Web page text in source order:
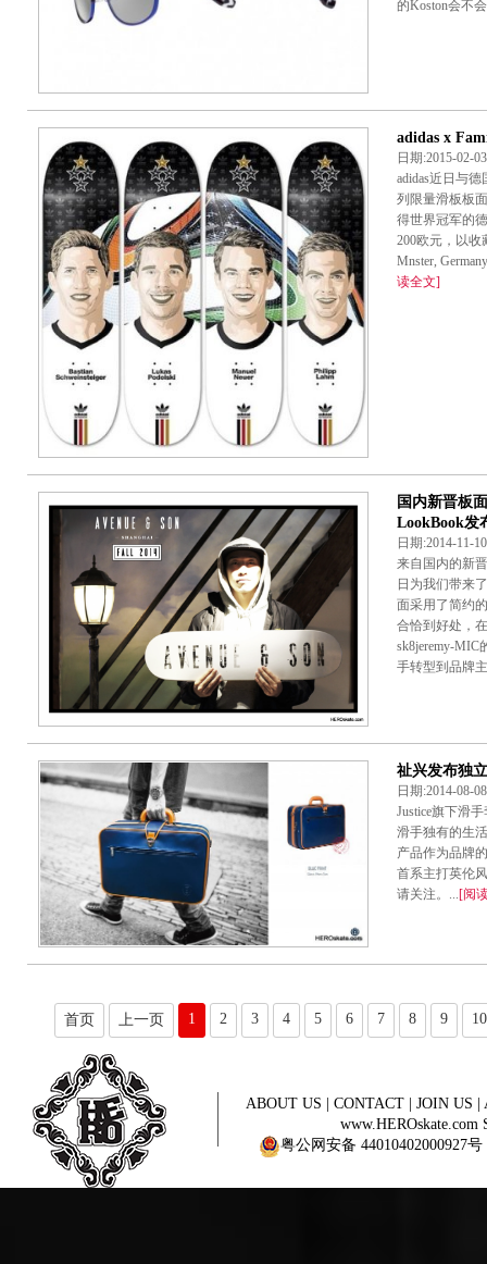
的Koston会不
adidas x
日期:2015-
adidas近日与
列限量滑板板
得世界冠军的
200欧元，以收
Mnster,
读全文]
国内新晋板
LookBook发
日期:2014-
来自国内的新
日为我们带来
面采用了简约
合恰到好处，
sk8jeremy-
手转型到品牌
祉兴发布独
日期:2014-
Justice旗下滑
滑手独有的生
产品作为品牌
首系主打英伦
请关注。...[阅
首页 上一页 1 2 3 4 5 6 7 8 9 10
ABOUT US CONTACT JOIN US
www.HEROskate.com
粤公网安备 44010402000927号